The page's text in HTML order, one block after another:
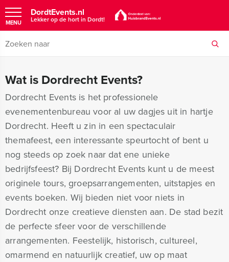
DordtEvents.nl
Lekker op de hort in Dordt!
MENU
Wat is Dordrecht Events?
Dordrecht Events is het professionele
evenementenbureau voor al uw dagjes uit in hartje
Dordrecht. Heeft u zin in een spectaculair
themafeest, een interessante speurtocht of bent u
nog steeds op zoek naar dat ene unieke
bedrijfsfeest? Bij Dordrecht Events kunt u de meest
originele tours, groepsarrangementen, uitstapjes en
events boeken. Wij bieden niet voor niets in
Dordrecht onze creatieve diensten aan. De stad bezit
de perfecte sfeer voor de verschillende
arrangementen. Feestelijk, historisch, cultureel,
omarmend en natuurlijk creatief, uw op maat